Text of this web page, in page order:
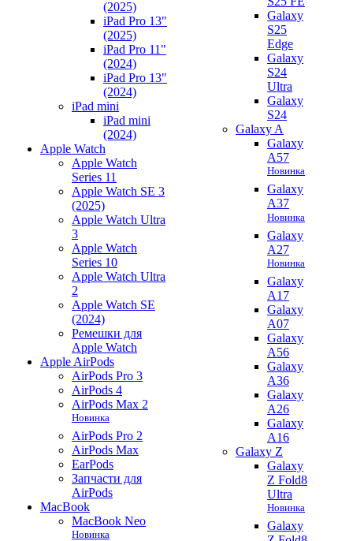
(2025)
iPad Pro 13"
(2025)
iPad Pro 11"
(2024)
iPad Pro 13"
(2024)
iPad mini
iPad mini
(2024)
Apple Watch
Apple Watch
Series 11
Apple Watch SE 3
(2025)
Apple Watch Ultra
3
Apple Watch
Series 10
Apple Watch Ultra
2
Apple Watch SE
(2024)
Ремешки для
Apple Watch
Apple AirPods
AirPods Pro 3
AirPods 4
AirPods Max 2
Новинка
AirPods Pro 2
AirPods Max
EarPods
Запчасти для
AirPods
MacBook
MacBook Neo
Новинка
Galaxy
S25
Edge
Galaxy
S24
Ultra
Galaxy
S24
Galaxy A
Galaxy
A57
Новинка
Galaxy
A37
Новинка
Galaxy
A27
Новинка
Galaxy
A17
Galaxy
A07
Galaxy
A56
Galaxy
A36
Galaxy
A26
Galaxy
A16
Galaxy Z
Galaxy
Z Fold8
Ultra
Новинка
Galaxy